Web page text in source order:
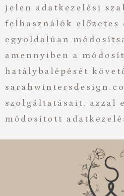
jelen adatkezelési
felhasználók
egyoldalúan
amennyiben a
hatálybalépését
szolgáltatásait, azzal
módosított